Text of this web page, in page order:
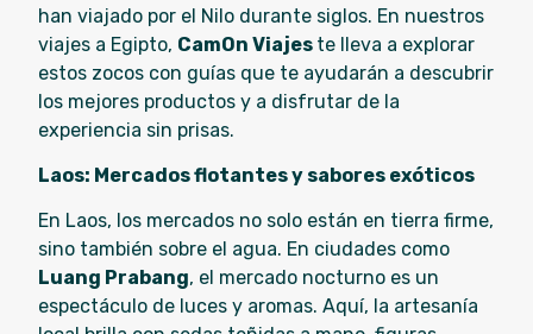
han viajado por el Nilo durante siglos. En nuestros
viajes a Egipto, CamOn Viajes te lleva a explorar
estos zocos con guías que te ayudarán a descubrir
los mejores productos y a disfrutar de la
experiencia sin prisas.
Laos: Mercados flotantes y sabores exóticos
En Laos, los mercados no solo están en tierra firme,
sino también sobre el agua. En ciudades como
Luang Prabang, el mercado nocturno es un
espectáculo de luces y aromas. Aquí, la artesanía